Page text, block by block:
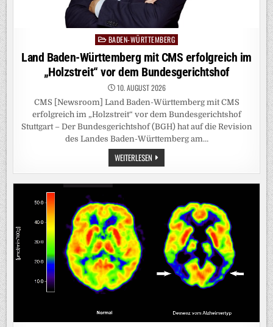
PostedBADEN-WÜRTTEMBERG
Land Baden-Württemberg mit CMS erfolgreich im
„Holzstreit“ vor dem Bundesgerichtshof
10. AUGUST 2026
CMS [Newsroom] Land Baden-Württemberg mit CMS
erfolgreich im „Holzstreit“ vor dem Bundesgerichtshof
Stuttgart – Der Bundesgerichtshof (BGH) hat auf die Revision
des Landes Baden-Württemberg am…
WEITERLESEN LAND
BADEN-
WÜRTTEMBERG
„HOLZSTREIT“
BUNDESGERICHTSHOF